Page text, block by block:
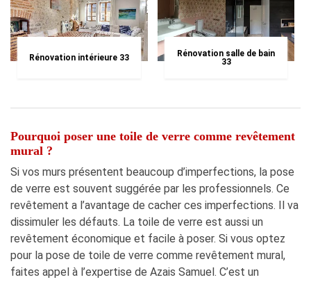
Rénovation intérieure 33
Rénovation salle de bain
33
Pourquoi poser une toile de verre comme revêtement
mural ?
Si vos murs présentent beaucoup d’imperfections, la pose
de verre est souvent suggérée par les professionnels. Ce
revêtement a l’avantage de cacher ces imperfections. Il va
dissimuler les défauts. La toile de verre est aussi un
revêtement économique et facile à poser. Si vous optez
pour la pose de toile de verre comme revêtement mural,
faites appel à l’expertise de Azais Samuel. C’est un